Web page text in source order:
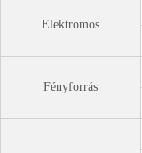
Elektromos
Fényforrás